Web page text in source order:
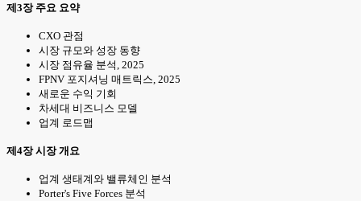
제3장 주요 요약
CXO 관점
시장 규모와 성장 동향
시장 점유율 분석, 2025
FPNV 포지셔닝 매트릭스, 2025
새로운 수익 기회
차세대 비즈니스 모델
업계 로드맵
제4장 시장 개요
업계 생태계와 밸류체인 분석
Porter's Five Forces 분석